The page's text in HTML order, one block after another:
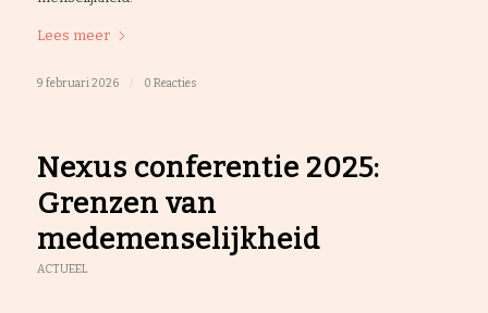
Lees meer
9 februari 2026 0 Reacties
Nexus conferentie 2025:
Grenzen van
medemenselijkheid
ACTUEEL